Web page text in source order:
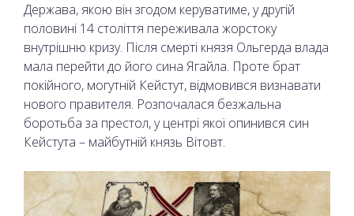
Держава, якою він згодом керуватиме, у другій
половині 14 століття переживала жорстоку
внутрішню кризу. Після смерті князя Ольгерда влада
мала перейти до його сина Ягайла. Проте брат
покійного, могутній Кейстут, відмовився визнавати
нового правителя. Розпочалася безжальна
боротьба за престол, у центрі якої опинився син
Кейстута – майбутній князь Вітовт.